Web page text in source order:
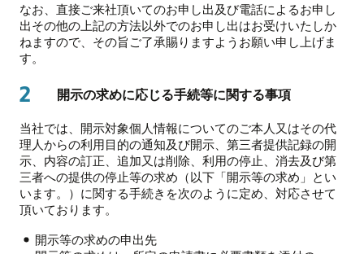
なお、直接ご来社頂いてのお申し出及び電話によるお申し
出その他の上記の方法以外でのお申し出はお受けいたしか
ねますので、その旨ご了承賜りますようお願い申し上げま
す。
2 開示の求めに応じる手続等に関する事項
当社では、開示対象個人情報についてのご本人又はその代
理人からの利用目的の通知及び開示、第三者提供記録の開
示、内容の訂正、追加又は削除、利用の停止、消去及び第
三者への提供の停止等の求め（以下「開示等の求め」とい
います。）に関する手続きを次のように定め、対応させて
頂いております。
開示等の求めの申出先